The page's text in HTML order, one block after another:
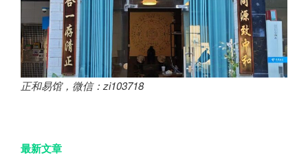
正和易馆，微信：zi103718
最新文章